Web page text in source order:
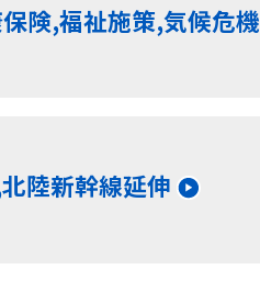
険,福祉施策,気候危機
陸新幹線延伸